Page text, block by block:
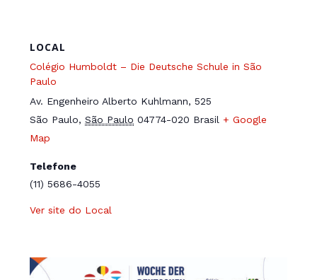
LOCAL
Colégio Humboldt – Die Deutsche Schule in São
Paulo
Av. Engenheiro Alberto Kuhlmann, 525
São Paulo, São Paulo 04774-020 Brasil + Google
Map
Telefone
(11) 5686-4055
Ver site do Local